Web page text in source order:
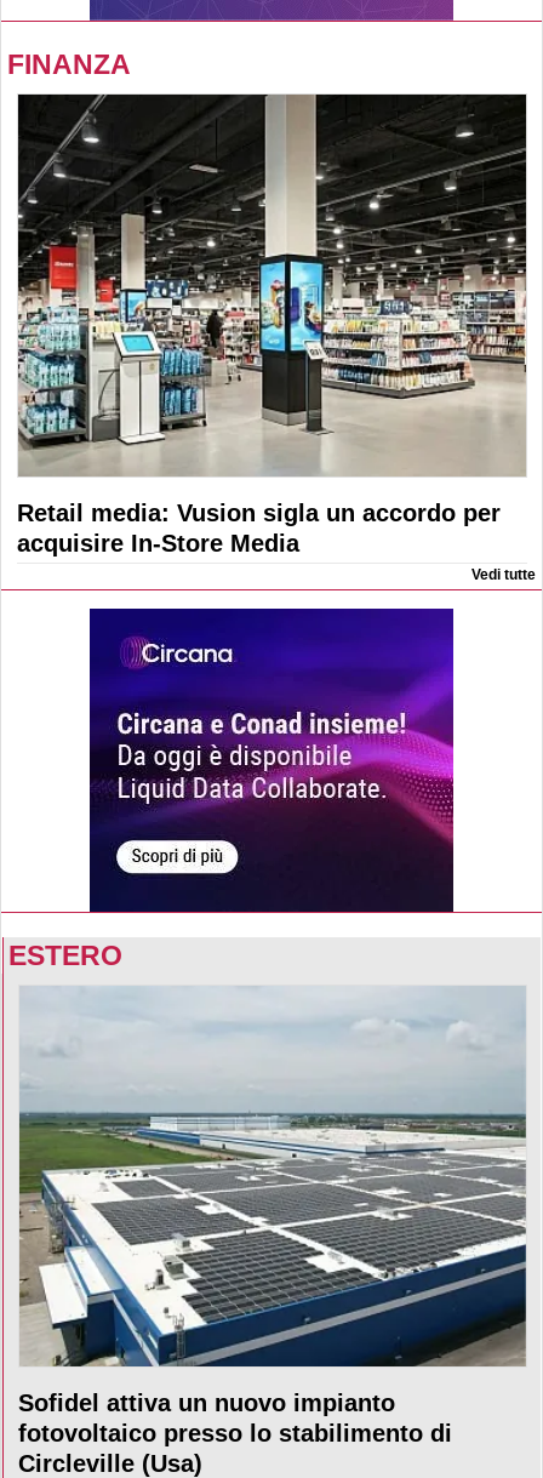
FINANZA
Retail media: Vusion sigla un accordo per
acquisire In-Store Media
Vedi tutte
ESTERO
Sofidel attiva un nuovo impianto
fotovoltaico presso lo stabilimento di
Circleville (Usa)